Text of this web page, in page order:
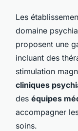
Les
domaine
proposent une
incluant des
stimulation
cliniques
des équipes
accompagner
soins.